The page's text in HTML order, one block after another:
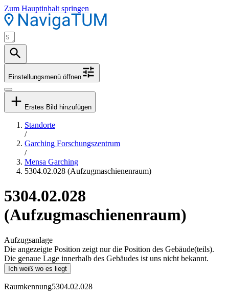
Zum Hauptinhalt springen
Einstellungsmenü öffnen
Erstes Bild hinzufügen
Standorte
/
Garching Forschungszentrum
/
Mensa Garching
5304.02.028 (Aufzugmaschienenraum)
5304.02.028
(Aufzugmaschienenraum)
Aufzugsanlage
Die angezeigte Position zeigt nur die Position des Gebäude(teils).
Die genaue Lage innerhalb des Gebäudes ist uns nicht bekannt.
Ich weiß wo es liegt
Raumkennung5304.02.028